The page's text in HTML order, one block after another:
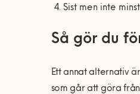
Sist men inte
Så gör du
Ett annat alternativ
som går att göra